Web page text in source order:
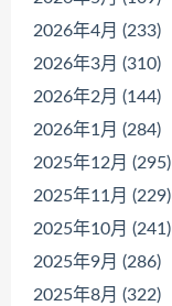
2026年4月 (233)
2026年3月 (310)
2026年2月 (144)
2026年1月 (284)
2025年12月 (295)
2025年11月 (229)
2025年10月 (241)
2025年9月 (286)
2025年8月 (322)